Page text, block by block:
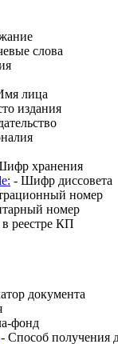
слова
лица
издания
хранения
- Шифр диссовета
номер
номер
реестре КП
документа
фонд
- Способ получения